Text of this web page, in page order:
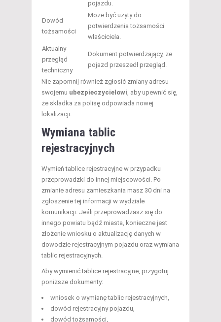
pojazdu.
Dowód
tożsamości
Może być użyty do
potwierdzenia tożsamości
właściciela.
Aktualny
przegląd
techniczny
Dokument potwierdzający, że
pojazd przeszedł przegląd.
Nie zapomnij również zgłosić zmiany adresu
swojemu ubezpieczycielowi, aby upewnić się,
że składka za polisę odpowiada nowej
lokalizacji.
Wymiana tablic
rejestracyjnych
Wymień tablice rejestracyjne w przypadku
przeprowadzki do innej miejscowości. Po
zmianie adresu zamieszkania masz 30 dni na
zgłoszenie tej informacji w wydziale
komunikacji. Jeśli przeprowadzasz się do
innego powiatu bądź miasta, konieczne jest
złożenie wniosku o aktualizację danych w
dowodzie rejestracyjnym pojazdu oraz wymiana
tablic rejestracyjnych.
Aby wymienić tablice rejestracyjne, przygotuj
poniższe dokumenty:
wniosek o wymianę tablic rejestracyjnych,
dowód rejestracyjny pojazdu,
dowód tożsamości,